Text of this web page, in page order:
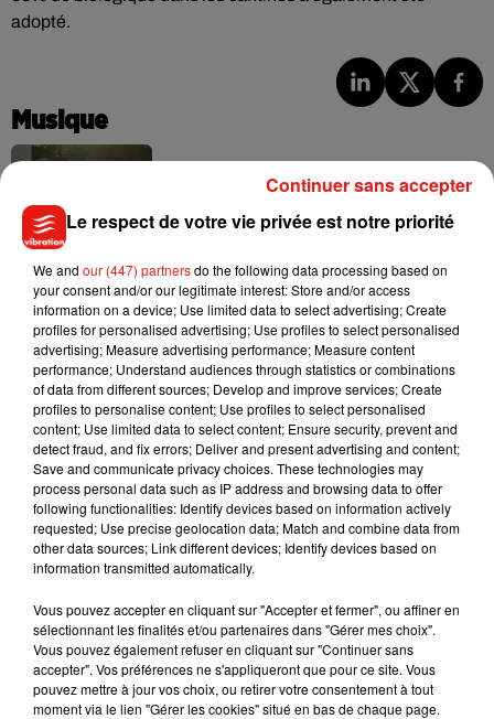
adopté.
Musique
Julien Lieb s’essaye à la vie de chatelain
dans son nouveau clip
Madonna sort enfin le remix de « Love
Sensation » avec Kylie Minogue
7 août 2026
Tayc et Didi B dévoilent le single le plus
dansant de l’année
7 août 2026
Angèle et Amélie Lens dévoilent leur
collaboration tant attendue
Le respect de votre vie privée est notre priorité
We and our (447) partnersdo the following data processing based on
your consent and/or our legitimate interest: Store and/or access
information on a device; Use limited data to select advertising; Create
profiles for personalised advertising; Use profiles to select personalised
advertising; Measure advertising performance; Measure content
performance; Understand audiences through statistics or combinations
of data from different sources; Develop and improve services; Create
profiles to personalise content; Use profiles to select personalised
content; Use limited data to select content; Ensure security, prevent and
detect fraud, and fix errors; Deliver and present advertising and content;
Save and communicate privacy choices. These technologies may
process personal data such as IP address and browsing data to offer
following functionalities: Identify devices based on information actively
requested; Use precise geolocation data; Match and combine data from
other data sources; Link different devices; Identify devices based on
information transmitted automatically.
Vous pouvez accepter en cliquant sur "Accepter et fermer", ou affiner en
sélectionnant les finalités et/ou partenaires dans "Gérer mes choix".
Vous pouvez également refuser en cliquant sur "Continuer sans
accepter". Vos préférences ne s'appliqueront que pour ce site. Vous
pouvez mettre à jour vos choix, ou retirer votre consentement à tout
moment via le lien "Gérer les cookies" situé en bas de chaque page.
Continuer sans accepter